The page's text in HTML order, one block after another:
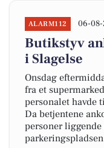
ALARM112 06-
Butikstyv
i Slagelse
Onsdag
fra et
personalet havde
Da betjentene
personer liggende